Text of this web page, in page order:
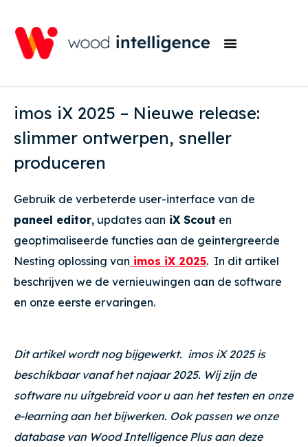
imos iX 2025 – Nieuwe release:
slimmer ontwerpen, sneller
produceren
Gebruik de verbeterde user-interface van de
paneel editor, updates aan iX Scout en
geoptimaliseerde functies aan de geintergreerde
Nesting oplossing van imos iX 2025. In dit artikel
beschrijven we de vernieuwingen aan de software
en onze eerste ervaringen.
Dit artikel wordt nog bijgewerkt. imos iX 2025 is
beschikbaar vanaf het najaar 2025. Wij zijn de
software nu uitgebreid voor u aan het testen en onze
e-learning aan het bijwerken. Ook passen we onze
database van Wood Intelligence Plus aan deze